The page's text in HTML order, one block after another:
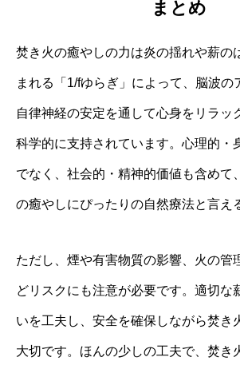
まとめ
焚き火の癒やしの力は炎の揺れや薪の
まれる「1/fゆらぎ」によって、脳波の
自律神経の安定を通して心身をリラッ
科学的に支持されています。心理的・
でなく、社会的・精神的価値も含めて
の癒やしにぴったりの自然療法と言え
ただし、煙や有害物質の影響、火の管
どリスクにも注意が必要です。適切な
いを工夫し、安全を確保しながら焚き
大切です。ほんの少しの工夫で、焚き